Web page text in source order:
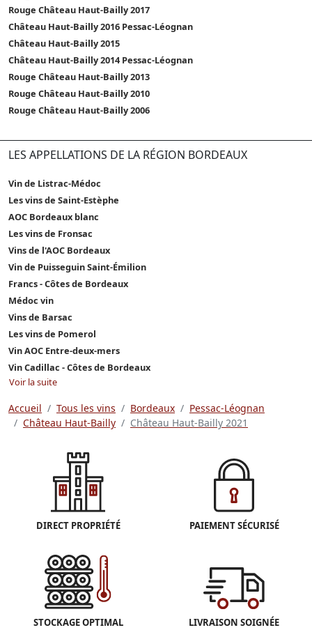
Rouge Château Haut-Bailly 2017
Château Haut-Bailly 2016 Pessac-Léognan
Château Haut-Bailly 2015
Château Haut-Bailly 2014 Pessac-Léognan
Rouge Château Haut-Bailly 2013
Rouge Château Haut-Bailly 2010
Rouge Château Haut-Bailly 2006
LES APPELLATIONS DE LA RÉGION BORDEAUX
Vin de Listrac-Médoc
Les vins de Saint-Estèphe
AOC Bordeaux blanc
Les vins de Fronsac
Vins de l'AOC Bordeaux
Vin de Puisseguin Saint-Émilion
Francs - Côtes de Bordeaux
Médoc vin
Vins de Barsac
Les vins de Pomerol
Vin AOC Entre-deux-mers
Vin Cadillac - Côtes de Bordeaux
Voir la suite
Accueil Tous les vins Bordeaux
Pessac-Léognan
Château Haut-Bailly
Château Haut-Bailly 2021
DIRECT PROPRIÉTÉ PAIEMENT SÉCURISÉ
STOCKAGE OPTIMAL LIVRAISON SOIGNÉE